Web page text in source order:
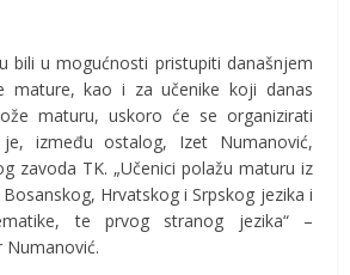
bili u mogućnosti pristupiti današnjem
mature, kao i za učenike koji danas
maturu, uskoro će se organizirati
između ostalog, Izet Numanović,
zavoda TK. „Učenici polažu maturu iz
Hrvatskog i Srpskog jezika i
te prvog stranog jezika“ –